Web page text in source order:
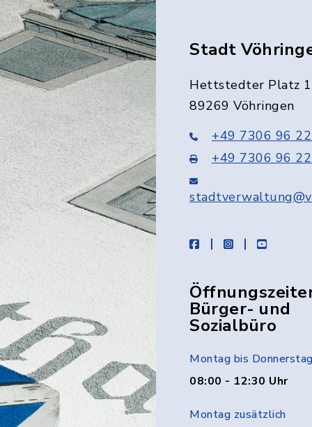
Stadt
Hettstedter Platz 1
89269 Vöhringen
+49 7306 96
+49 7306 96
facebookinstagramyoutube
Bürger- und
Sozialbüro
Montag bis Donnerstag
08:00 - 12:30 Uhr
Montag zusätzlich